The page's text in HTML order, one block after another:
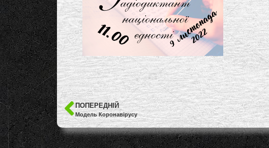
ПОПЕРЕДНІЙ
Модель Коронавірусу